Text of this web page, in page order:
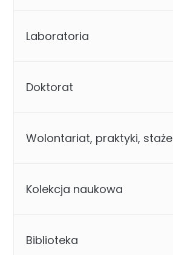
Laboratoria
Doktorat
Wolontariat, praktyki, staże
Kolekcja naukowa
Biblioteka